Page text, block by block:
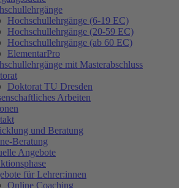
Hochschullehrgänge (6-19 EC)
Hochschullehrgänge (20-59 EC)
Hochschullehrgänge (ab 60 EC)
ElementarPro
mit Masterabschluss
Doktorat TU Dresden
Arbeiten
und Beratung
Beratung
Angebote
für Lehrer:innen
Online Coaching